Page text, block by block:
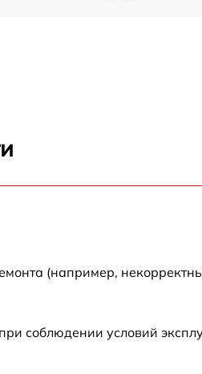
(например,
соблюдении условий